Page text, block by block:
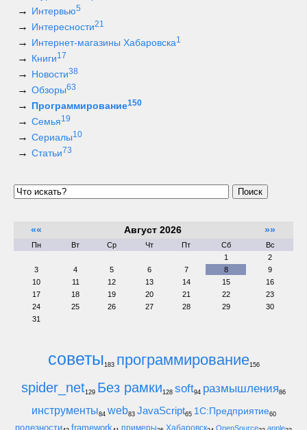
Интервью5
Интересности21
Интернет-магазины Хабаровска1
Книги17
Новости38
Обзоры63
Программирование150
Семья19
Сериалы10
Статьи 73
Поиск
«« Август 2026 »»
Пн Вт Ср Чт Пт Сб
Вс
1
2
3
4 5 6 7 8
9
10
11 12 13 14 15
16
17
18 19 20 21 22
23
24
25 26 27 28 29
30
31
советы183 программирование156
spider_net129 Без рамки128 soft94 размышления86
инструменты84 web83 JavaScript65 1С:Предприятие60
полезности framework примеры Хабаровск OpenSource apple